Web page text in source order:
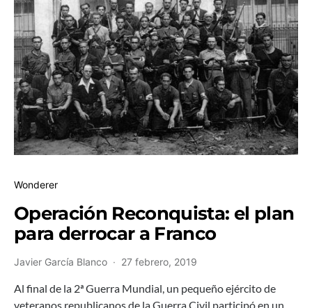
Wonderer
Operación Reconquista: el plan
para derrocar a Franco
Javier García Blanco 27 febrero, 2019
Al final de la 2ª Guerra Mundial, un pequeño ejército de
veteranos republicanos de la Guerra Civil participó en un